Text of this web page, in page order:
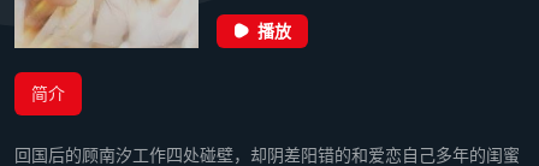
播放
简介
回国后的顾南汐工作四处碰壁，却阴差阳错的和爱恋自己多年的闺蜜